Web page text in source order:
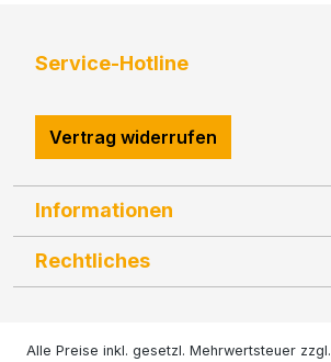
Service-Hotline
Vertrag widerrufen
Informationen
Rechtliches
Alle Preise inkl. gesetzl. Mehrwertsteuer zzgl.